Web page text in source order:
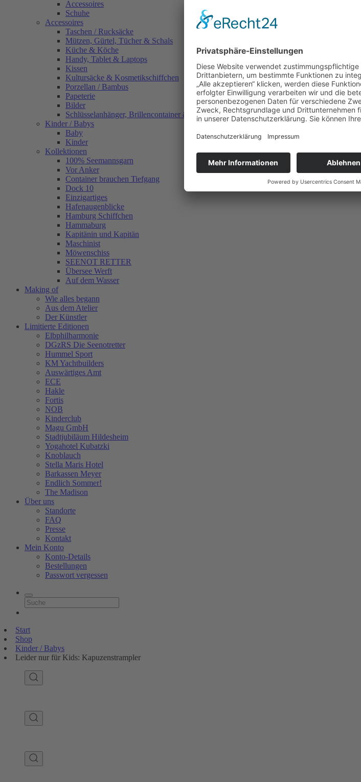
Accessoires
Schuhe
Accessoires
Taschen / Rucksäcke
Mützen, Gürtel, Tücher & Schals
Küche & Köche
Handy, Tablet & Laptops
Kissen
Kultursäcke & Kosmetikschiffchen
Porzellan / Bambus
Papeterie
Bilder
Schlüsselanhänger, Brillencontainer & mehr
Kinder / Babys
Baby
Kinder
Kollektionen
100% Seemannsgarn
Vor Anker
Container brauchen Tiefgang
Dock 10
Einzigartiges
Hafenaugen­blicke
Hamburg Schiffchen
Hammaburg
Kapitänin und Kapitän
Maschinist
Möwenschiss
SEENOT RETTER
Übersee Werft
Auf dem Wasser
Making of
Wie alles begann
Aus dem Atelier
Der Künstler
Limitierte Editionen
Elbphilharmonie
DGzRS Die Seenotretter
Hummel Sport
KM Yachtbuilders
Auswärtiges Amt
ECE
Hakle
Fortis
NOB
Kinderclub
Magu GmbH
Stadtjubiläum Hildesheim
Yogahotel Kubatzki
Knoblauch
Stella Maris Hotel
Barkassen Meyer
Endlich Sommer!
The Madison
Über uns
Standorte
FAQ
Presse
Kontakt
Mein Konto
Konto-Details
Bestellungen
Passwort vergessen
Start
Shop
Kinder / Babys
Leider nur für Kids: Kapuzenstrampler